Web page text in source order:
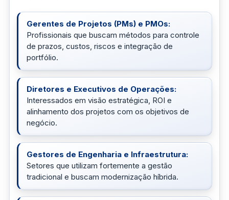
Gerentes de Projetos (PMs) e PMOs:
Profissionais que buscam métodos para controle
de prazos, custos, riscos e integração de
portfólio.
Diretores e Executivos de Operações:
Interessados em visão estratégica, ROI e
alinhamento dos projetos com os objetivos de
negócio.
Gestores de Engenharia e Infraestrutura:
Setores que utilizam fortemente a gestão
tradicional e buscam modernização híbrida.